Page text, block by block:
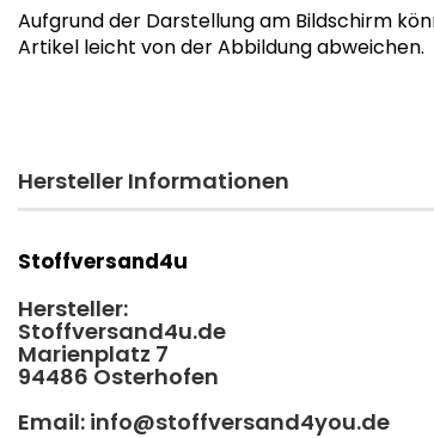
Aufgrund der Darstellung am Bildschirm
Artikel leicht von der Abbildung abweichen.
Hersteller Informationen
Stoffversand4u
Hersteller:
Stoffversand4u.de
Marienplatz 7
94486 Osterhofen
Email: info@stoffversand4you.de